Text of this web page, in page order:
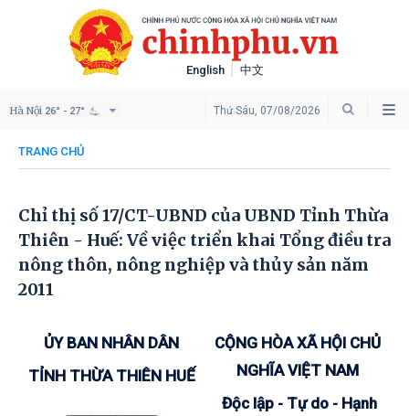
English 中文
Thứ Sáu, 07/08/2026
Hà Nội 26° - 27°
TRANG CHỦ
Chỉ thị số 17/CT-UBND của UBND Tỉnh Thừa
Thiên - Huế: Về việc triển khai Tổng điều tra
nông thôn, nông nghiệp và thủy sản năm
2011
ỦY BAN NHÂN DÂN
TỈNH THỪA THIÊN HUẾ
CỘNG HÒA XÃ HỘI CHỦ
NGHĨA VIỆT NAM
Độc lập - Tự do - Hạnh